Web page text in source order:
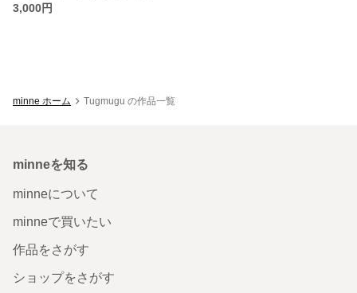
3,000円
minne ホーム Tugmugu の作品一覧
minneを知る
minneについて
minneで買いたい
作品をさがす
ショップをさがす